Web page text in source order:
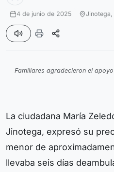
4 de junio de 2025 Jinotega,
Familiares agradecieron el
La ciudadana María
Jinotega, expresó su
menor de
llevaba seis días